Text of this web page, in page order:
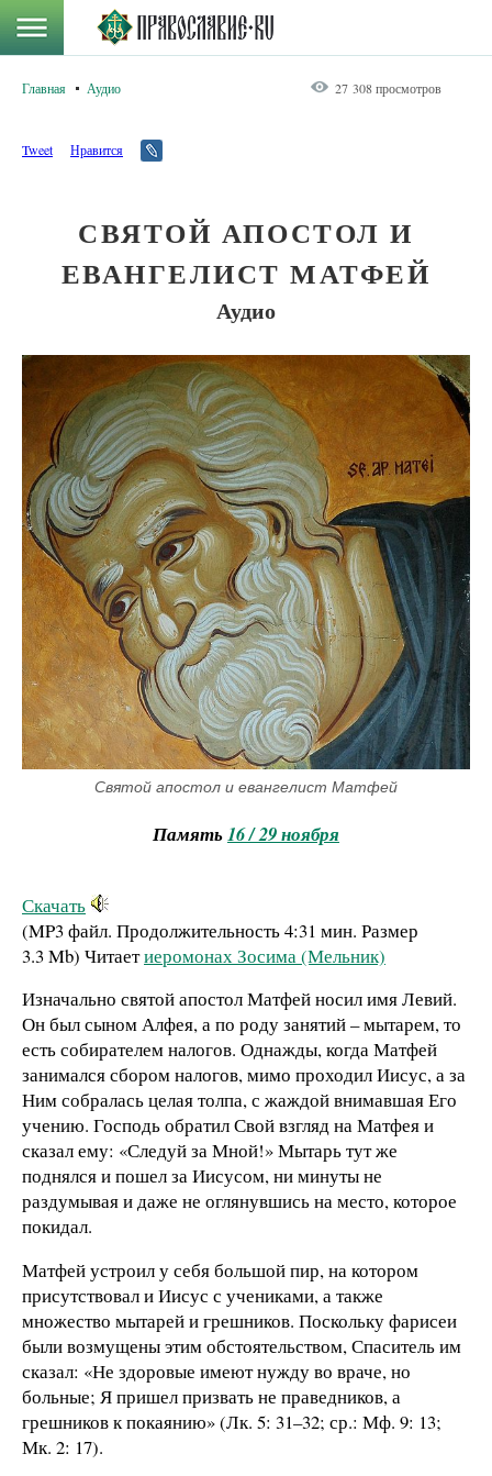
Главная Аудио 27 308 просмотров
Tweet Нравится
СВЯТОЙ АПОСТОЛ И
ЕВАНГЕЛИСТ МАТФЕЙ
Аудио
Святой апостол и евангелист Матфей
Память16 / 29 ноября
Скачать
(MP3 файл. Продолжительность4:31 мин. Размер
3.3 Mb) Читаетиеромонах Зосима (Мельник)
Изначально святой апостол Матфей носил имя Левий.
Он был сыном Алфея, а по роду занятий – мытарем, то
есть собирателем налогов. Однажды, когда Матфей
занимался сбором налогов, мимо проходил Иисус, а за
Ним собралась целая толпа, с жаждой внимавшая Его
учению. Господь обратил Свой взгляд на Матфея и
сказал ему: «Следуй за Мной!» Мытарь тут же
поднялся и пошел за Иисусом, ни минуты не
раздумывая и даже не оглянувшись на место, которое
покидал.
Матфей устроил у себя большой пир, на котором
присутствовал и Иисус с учениками, а также
множество мытарей и грешников. Поскольку фарисеи
были возмущены этим обстоятельством, Спаситель им
сказал: «Не здоровые имеют нужду во враче, но
больные; Я пришел призвать не праведников, а
грешников к покаянию» (Лк. 5: 31–32; ср.: Мф. 9: 13;
Мк. 2: 17).